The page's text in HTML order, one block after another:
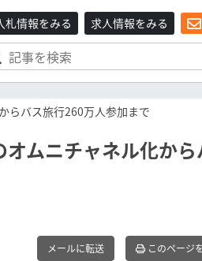
札情報をみる 求人情報をみる
らバス旅行260万人参加まで
ムニチャネル化から
メールに転送 このページ